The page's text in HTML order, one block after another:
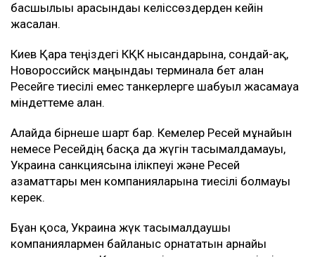
басшылығы арасындағы келіссөздерден кейін
жасалған.
Киев Қара теңіздегі КҚК нысандарына, сондай-ақ,
Новороссийск маңындағы терминалға бет алған
Ресейге тиесілі емес танкерлерге шабуыл жасамауға
міндеттеме алған.
Алайда бірнеше шарт бар. Кемелер Ресей мұнайын
немесе Ресейдің басқа да жүгін тасымалдамауы,
Украина санкциясына ілікпеуі және Ресей
азаматтары мен компанияларына тиесілі болмауы
керек.
Бұған қоса, Украина жүк тасымалдаушы
компаниялармен байланыс орнататын арнайы